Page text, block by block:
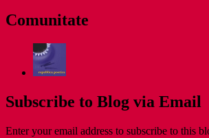
Comunitate
Subscribe to Blog via Email
Enter your email address to subscribe to this